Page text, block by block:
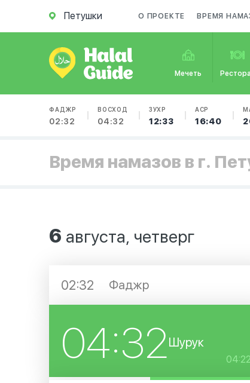
Петушки О ПРОЕКТЕ ВРЕМЯ
Мечеть
ФАДЖР
02:32
ВОСХОД
04:32
ЗУХР
12:33
АСР
16:40
Время намазов в г.
6 августа, четверг
02:32 Фаджр
04:32Шурук